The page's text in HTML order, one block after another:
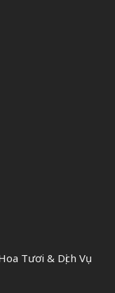
Tươi & Dịch Vụ